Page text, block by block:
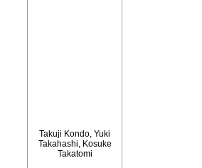
Takuji Kondo, Yuki
Takahashi, Kosuke
Takatomi